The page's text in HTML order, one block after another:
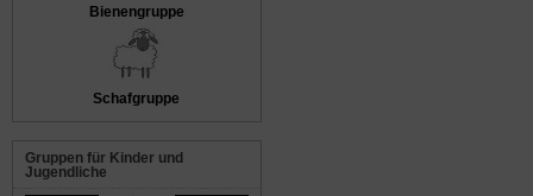
Bienengruppe
Schafgruppe
Gruppen für Kinder und
Jugendliche